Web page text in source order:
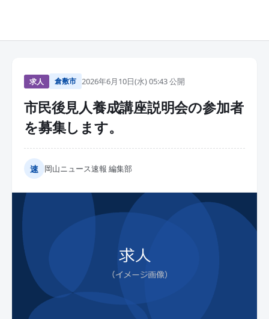
求人 倉敷市 2026年6月10日(水) 05:43 公開
市民後見人養成講座説明会の参加者
を募集します。
速 岡山ニュース速報 編集部